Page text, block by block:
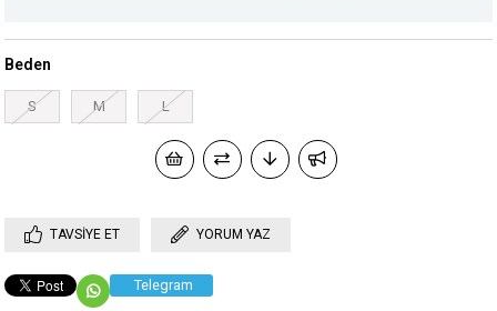
Beden
S M L
TAVSIYE ET YORUM YAZ
Telegram